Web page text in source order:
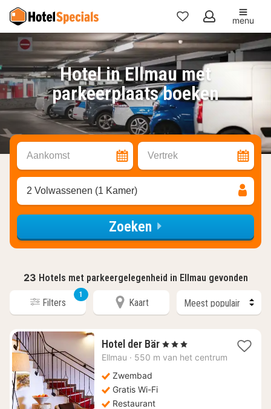
Mijn
favorieten
menu
Hotel in Ellmau met
parkeerplaats boeken
Aankomst Vertrek
2 Volwassenen (1 Kamer)
Zoeken
23 Hotels met parkeergelegenheid in Ellmau gevonden
Filters
1
Kaart
Hotel der Bär1
nacht
, 3 Sterren
Ellmau · 550 m van het centrum
Zwembad
Gratis Wi-Fi
Restaurant